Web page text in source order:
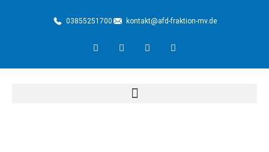
03855251700 kontakt@afd-fraktion-mv.de